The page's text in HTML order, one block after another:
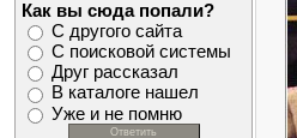
Как вы сюда попали?
С другого сайта
С поисковой системы
Друг рассказал
В каталоге нашел
Уже и не помню